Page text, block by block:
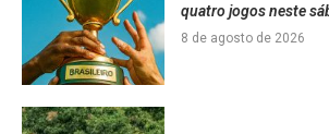
quatro jogos neste
8 de agosto de 2026